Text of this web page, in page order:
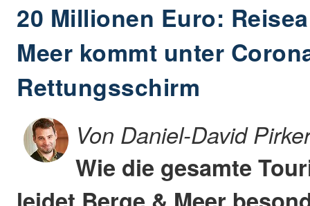
20 Millionen Euro:
Meer kommt unter
Rettungsschirm
Von Daniel-David
Wie die gesamte